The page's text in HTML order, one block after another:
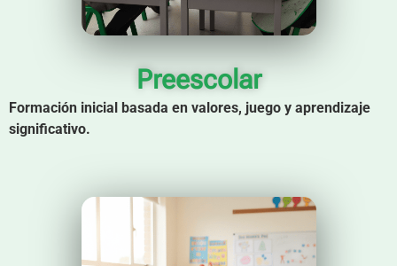
Preescolar
Formación inicial basada en valores, juego y aprendizaje
significativo.